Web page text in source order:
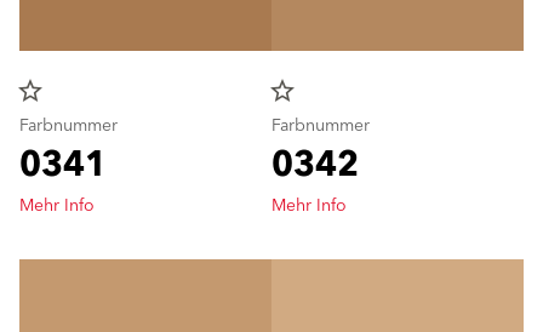
star_border
Farbnummer
0341
Mehr Info
star_border
Farbnummer
0342
Mehr Info